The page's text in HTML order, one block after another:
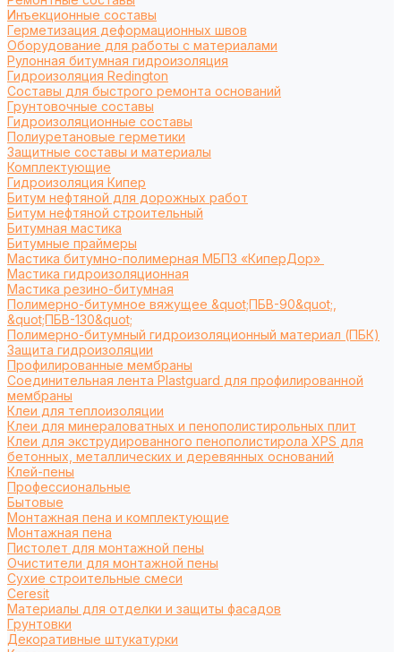
Инъекционные составы
Герметизация деформационных швов
Оборудование для работы с материалами
Рулонная битумная гидроизоляция
Гидроизоляция Redington
Составы для быстрого ремонта оснований
Грунтовочные составы
Гидроизоляционные составы
Полиуретановые герметики
Защитные составы и материалы
Комплектующие
Гидроизоляция Кипер
Битум нефтяной для дорожных работ
Битум нефтяной строительный
Битумная мастика
Битумные праймеры
Мастика битумно-полимерная МБПЗ «КиперДор»
Мастика гидроизоляционная
Мастика резино-битумная
Полимерно-битумное вяжущее &quot;ПБВ-90&quot;,
&quot;ПБВ-130&quot;
Полимерно-битумный гидроизоляционный материал (ПБК)
Защита гидроизоляции
Профилированные мембраны
Соединительная лента Plastguard для профилированной
мембраны
Клеи для теплоизоляции
Клеи для минераловатных и пенополистирольных плит
Клеи для экструдированного пенополистирола XPS для
бетонных, металлических и деревянных оснований
Клей-пены
Профессиональные
Бытовые
Монтажная пена и комплектующие
Монтажная пена
Пистолет для монтажной пены
Очистители для монтажной пены
Сухие строительные смеси
Ceresit
Материалы для отделки и защиты фасадов
Грунтовки
Декоративные штукатурки